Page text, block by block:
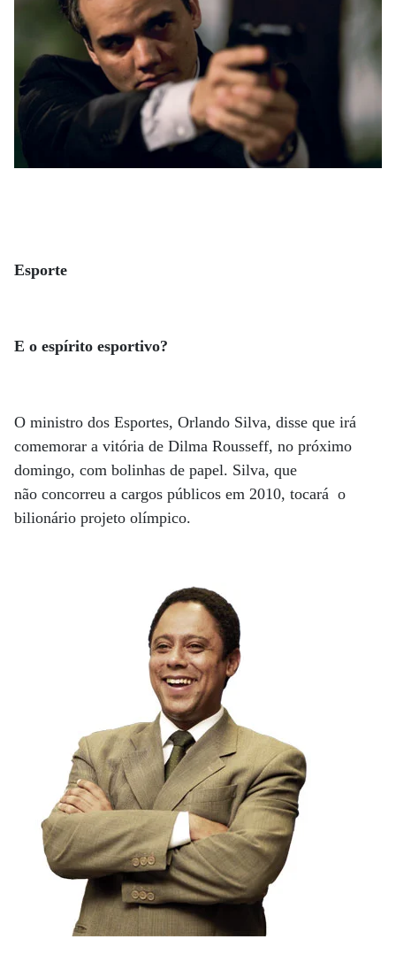
Esporte
E o espírito esportivo?
O ministro dos Esportes, Orlando Silva, disse que irá
comemorar a vitória de Dilma Rousseff, no próximo
domingo, com bolinhas de papel. Silva, que
não concorreu a cargos públicos em 2010, tocará o
bilionário projeto olímpico.